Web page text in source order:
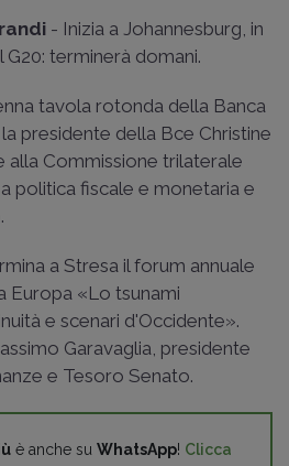
- Inizia a Johannesburg, in
terminerà domani.
tavola rotonda della Banca
presidente della Bce Christine
alla Commissione trilaterale
politica fiscale e monetaria e
a Stresa il forum annuale
Europa «Lo tsunami
e scenari d'Occidente».
Garavaglia, presidente
e Tesoro Senato.
è anche su WhatsApp! Clicca